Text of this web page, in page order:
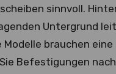
sinnvoll.
Untergrund
Modelle brauchen
Befestigungen